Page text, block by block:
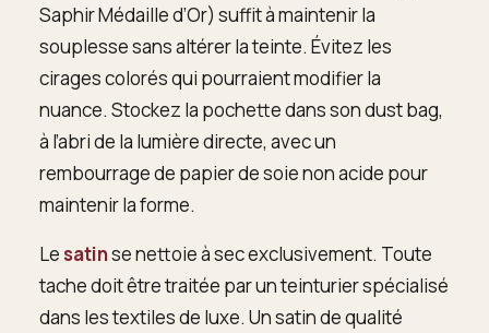
Saphir Médaille d’Or) suffit à maintenir la
souplesse sans altérer la teinte. Évitez les
cirages colorés qui pourraient modifier la
nuance. Stockez la pochette dans son dust bag,
à l’abri de la lumière directe, avec un
rembourrage de papier de soie non acide pour
maintenir la forme.
Le satinse nettoie à sec exclusivement. Toute
tache doit être traitée par un teinturier spécialisé
dans les textiles de luxe. Un satin de qualité